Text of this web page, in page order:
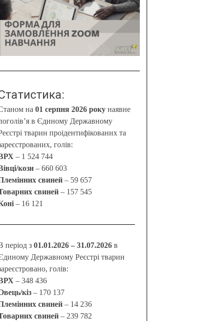
на 01 серпня 2026 року наявне
в Єдиному Державному
тварин проідентифікованих та
голів:
– 1 524 744
кози – 660 603
свиней – 59 657
свиней – 157 545
– 16 121
період з 01.01.2026 – 31.07.2026 в
Державному Реєстрі тварин
голів:
– 348 436
кіз – 170 137
свиней – 14 236
свиней – 239 782